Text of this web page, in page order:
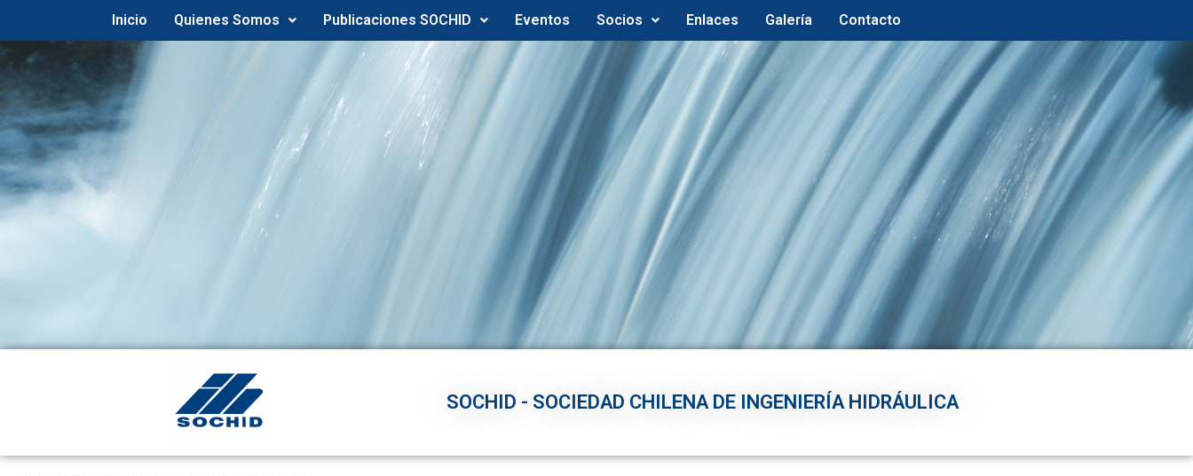
Inicio Quienes Somos Publicaciones SOCHID Eventos Socios Enlaces Galería Contacto
SOCHID - SOCIEDAD CHILENA DE INGENIERÍA HIDRÁULICA